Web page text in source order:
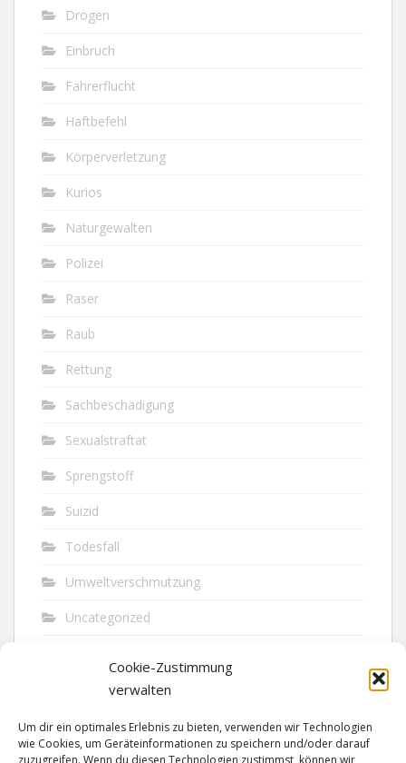
Cookie-Zustimmung
verwalten
Um dir ein optimales Erlebnis zu bieten, verwenden wir Technologien
wie Cookies, um Geräteinformationen zu speichern und/oder darauf
zuzugreifen. Wenn du diesen Technologien zustimmst, können wir
Drogen
Einbruch
Fahrerflucht
Haftbefehl
Körperverletzung
Kurios
Naturgewalten
Polizei
Raser
Raub
Rettung
Sachbeschädigung
Sexualstraftat
Sprengstoff
Suizid
Todesfall
Umweltverschmutzung
Uncategorized
Vandalismus
Verkehr
Verkehrsunfall